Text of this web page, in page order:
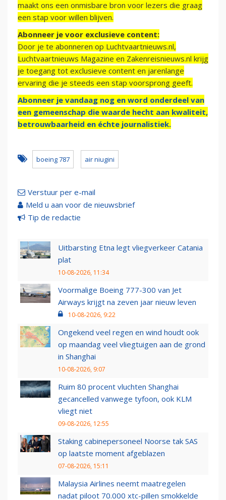
maakt ons een onmisbare bron voor lezers die graag
een stap voor willen blijven.
Abonneer je voor exclusieve content:
Door je te abonneren op Luchtvaartnieuws.nl,
Luchtvaartnieuws Magazine en Zakenreisnieuws.nl krijg
je toegang tot exclusieve content en jarenlange
ervaring die je steeds een stap voorsprong geeft.
Abonneer je vandaag nog en word onderdeel van
een gemeenschap die waarde hecht aan kwaliteit,
betrouwbaarheid en échte journalistiek.
boeing 787 air niugini
Verstuur per e-mail
Meld u aan voor de nieuwsbrief
Tip de redactie
Uitbarsting Etna legt vliegverkeer Catania
plat
10-08-2026, 11:34
Voormalige Boeing 777-300 van Jet
Airways krijgt na zeven jaar nieuw leven
10-08-2026, 9:22
Ongekend veel regen en wind houdt ook
op maandag veel vliegtuigen aan de grond
in Shanghai
10-08-2026, 9:07
Ruim 80 procent vluchten Shanghai
gecancelled vanwege tyfoon, ook KLM
vliegt niet
09-08-2026, 12:55
Staking cabinepersoneel Noorse tak SAS
op laatste moment afgeblazen
07-08-2026, 15:11
Malaysia Airlines neemt maatregelen
nadat piloot 70.000 xtc-pillen smokkelde